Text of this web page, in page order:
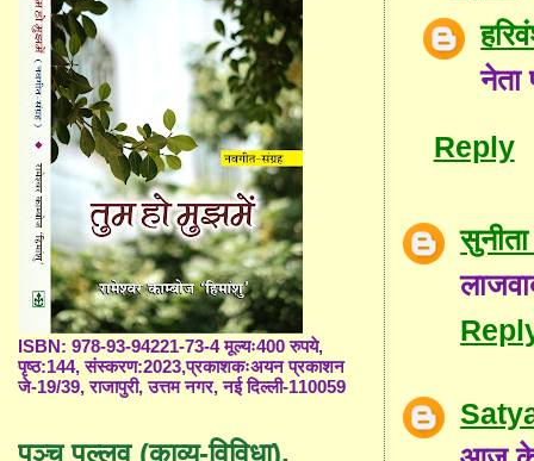
नेता
Reply
ISBN: 978-93-94221-73-4 मूल्यः400 रुपये,
पृष्ठ:144, संस्करण:2023,प्रकाशकःअयन प्रकाशन
जे-19/39, राजापुरी, उत्तम नगर, नई दिल्ली-110059
पञ्च पल्लव (काव्य-विविधा),